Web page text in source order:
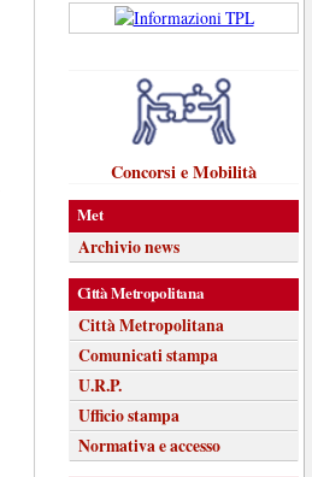
Concorsi e Mobilità
Met
Archivio news
Città Metropolitana
Città Metropolitana
Comunicati stampa
U.R.P.
Ufficio stampa
Normativa e accesso